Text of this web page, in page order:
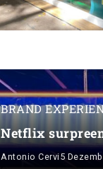
BRAND
Netflix
Antonio Cervi 5